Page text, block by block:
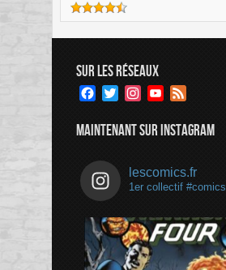
SUR LES RÉSEAUX
Facebook
TwitterInstagramYouTube
MAINTENANT SUR INSTAGRAM
lescomics.fr
1er collectif